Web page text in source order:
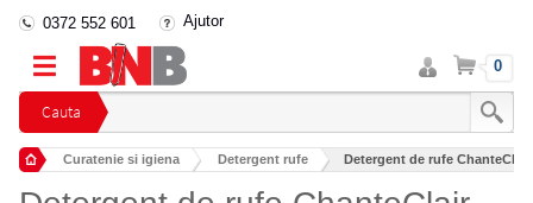
Cauta
0372 552 601 Ajutor
Intra
in
cont
Cos 0
Curatenie si igiena Detergent rufe Detergent de rufe